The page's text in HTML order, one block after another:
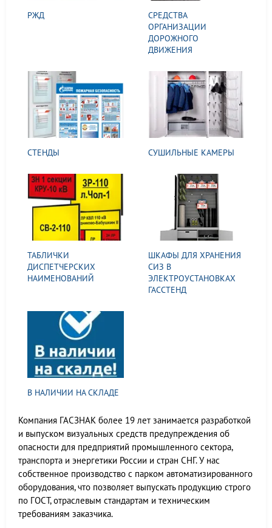
РЖД
СРЕДСТВА
ОРГАНИЗАЦИИ
ДОРОЖНОГО
ДВИЖЕНИЯ
СТЕНДЫ СУШИЛЬНЫЕ КАМЕРЫ
ТАБЛИЧКИ
ДИСПЕТЧЕРСКИХ
НАИМЕНОВАНИЙ
ШКАФЫ ДЛЯ ХРАНЕНИЯ
СИЗ В
ЭЛЕКТРОУСТАНОВКАХ
ГАССТЕНД
В НАЛИЧИИ НА СКЛАДЕ
Компания ГАСЗНАК более 19 лет занимается разработкой
и выпуском визуальных средств предупреждения об
опасности для предприятий промышленного сектора,
транспорта и энергетики России и стран СНГ. У нас
собственное производство с парком автоматизированного
оборудования, что позволяет выпускать продукцию строго
по ГОСТ, отраслевым стандартам и техническим
требованиям заказчика.